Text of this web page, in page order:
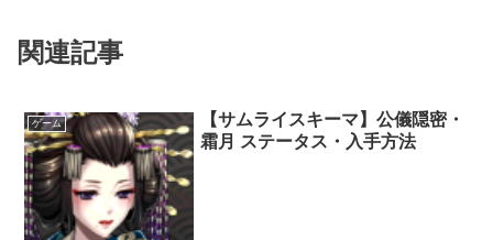
関連記事
ゲーム
【サムライスキーマ】公儀隠密・
霜月 ステータス・入手方法